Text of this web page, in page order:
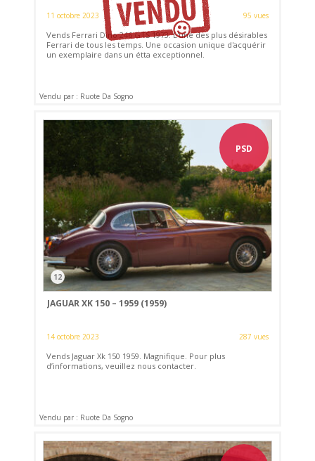
11 octobre 2023 95 vues
Vends Ferrari Dino 246 GTS 1973. L'une des plus désirables
Ferrari de tous les temps. Une occasion unique d'acquérir
un exemplaire dans un étta exceptionnel.
Vendu par : Ruote Da Sogno
PSD
12
JAGUAR XK 150 – 1959 (1959)
14 octobre 2023 287 vues
Vends Jaguar Xk 150 1959. Magnifique. Pour plus
d’informations, veuillez nous contacter.
Vendu par : Ruote Da Sogno